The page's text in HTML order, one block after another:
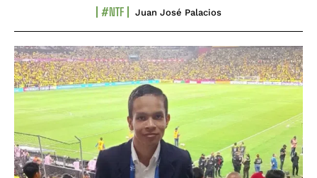
#NTF Juan José Palacios